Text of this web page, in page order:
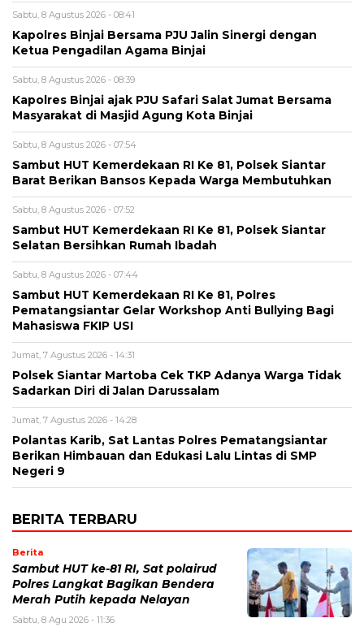
Sabtu, 8 Agustus 2026 - 08:41
Kapolres Binjai Bersama PJU Jalin Sinergi dengan
Ketua Pengadilan Agama Binjai
Sabtu, 8 Agustus 2026 - 08:39
Kapolres Binjai ajak PJU Safari Salat Jumat Bersama
Masyarakat di Masjid Agung Kota Binjai
Sabtu, 8 Agustus 2026 - 07:54
Sambut HUT Kemerdekaan RI Ke 81, Polsek Siantar
Barat Berikan Bansos Kepada Warga Membutuhkan
Sabtu, 8 Agustus 2026 - 07:52
Sambut HUT Kemerdekaan RI Ke 81, Polsek Siantar
Selatan Bersihkan Rumah Ibadah
Sabtu, 8 Agustus 2026 - 07:44
Sambut HUT Kemerdekaan RI Ke 81, Polres
Pematangsiantar Gelar Workshop Anti Bullying Bagi
Mahasiswa FKIP USI
Jumat, 7 Agustus 2026 - 14:31
Polsek Siantar Martoba Cek TKP Adanya Warga Tidak
Sadarkan Diri di Jalan Darussalam
Jumat, 7 Agustus 2026 - 14:28
Polantas Karib, Sat Lantas Polres Pematangsiantar
Berikan Himbauan dan Edukasi Lalu Lintas di SMP
Negeri 9
BERITA TERBARU
Berita
Sambut HUT ke-81 RI, Sat polairud
Polres Langkat Bagikan Bendera
Merah Putih kepada Nelayan
Sabtu, 8 Agu 2026 - 11:36